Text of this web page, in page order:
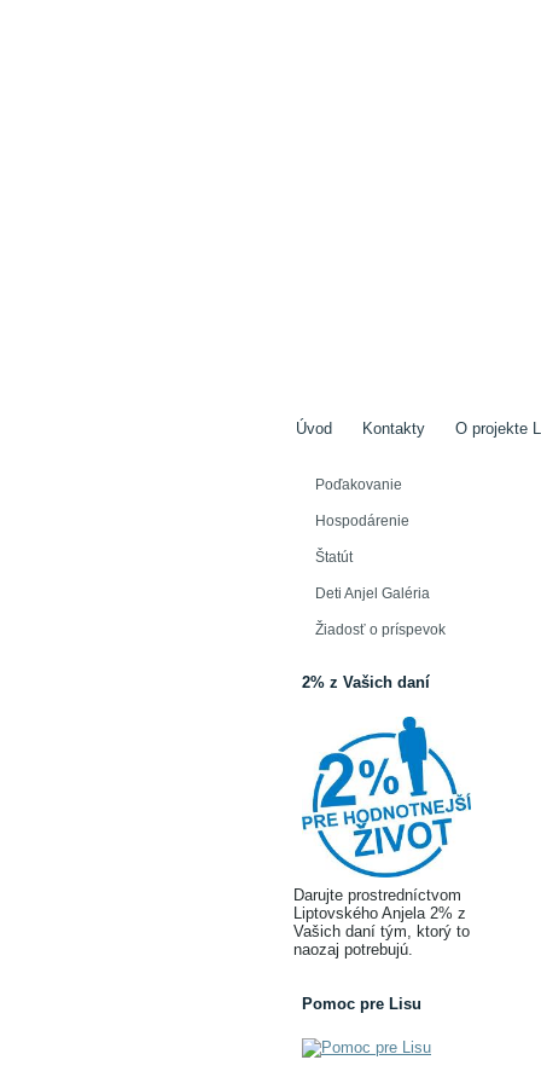
Úvod Kontakty O projekte
Poďakovanie
Hospodárenie
Štatút
Deti Anjel Galéria
Žiadosť o príspevok
2% z Vašich daní
Darujte prostredníctvom
Liptovského Anjela 2% z
Vašich daní tým, ktorý to
naozaj potrebujú.
Pomoc pre Lisu